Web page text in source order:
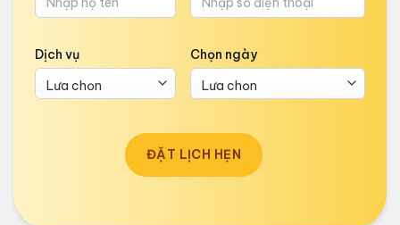
Dịch vụ Chọn ngày
ĐẶT LỊCH HẸN